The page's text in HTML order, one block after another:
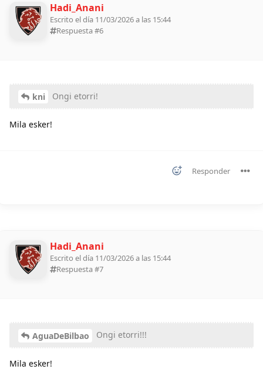
Hadi_Anani
Escrito el día 11/03/2026 a las 15:44
Respuesta #6
kni Ongi etorri!
Mila esker!
Responder
Hadi_Anani
Escrito el día 11/03/2026 a las 15:44
Respuesta #7
AguaDeBilbao Ongi etorri!!!
Mila esker!